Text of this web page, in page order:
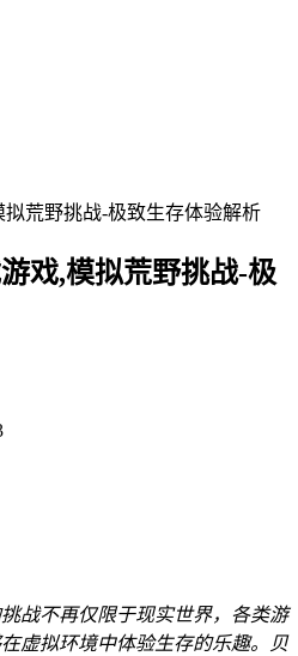
戏,模拟荒野挑战-极
战不再仅限于现实世界，各类游
虚拟环境中体验生存的乐趣。贝